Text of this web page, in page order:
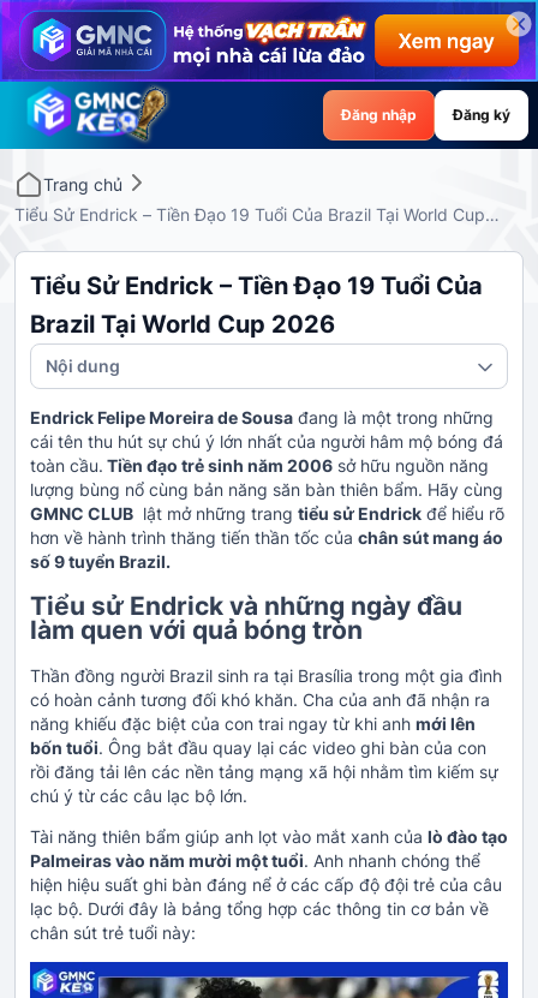
Đăng nhập Đăng ký
Trang chủ
Tiểu Sử Endrick – Tiền Đạo 19 Tuổi Của Brazil Tại World Cup
Tiểu Sử Endrick – Tiền Đạo 19 Tuổi Của
Brazil Tại World Cup 2026
Nội dung
Endrick Felipe Moreira de Sousa đang là một trong những
cái tên thu hút sự chú ý lớn nhất của người hâm mộ bóng đá
toàn cầu. Tiền đạo trẻ sinh năm 2006 sở hữu nguồn năng
lượng bùng nổ cùng bản năng săn bàn thiên bẩm. Hãy cùng
GMNC CLUB lật mở những trang tiểu sử Endrick để hiểu rõ
hơn về hành trình thăng tiến thần tốc của chân sút mang áo
số 9 tuyển Brazil.
Tiểu sử Endrick và những ngày đầu
làm quen với quả bóng tròn
Thần đồng người Brazil sinh ra tại Brasília trong một gia đình
có hoàn cảnh tương đối khó khăn. Cha của anh đã nhận ra
năng khiếu đặc biệt của con trai ngay từ khi anh mới lên
bốn tuổi. Ông bắt đầu quay lại các video ghi bàn của con
rồi đăng tải lên các nền tảng mạng xã hội nhằm tìm kiếm sự
chú ý từ các câu lạc bộ lớn.
Tài năng thiên bẩm giúp anh lọt vào mắt xanh của lò đào tạo
Palmeiras vào năm mười một tuổi. Anh nhanh chóng thể
hiện hiệu suất ghi bàn đáng nể ở các cấp độ đội trẻ của câu
lạc bộ. Dưới đây là bảng tổng hợp các thông tin cơ bản về
chân sút trẻ tuổi này: